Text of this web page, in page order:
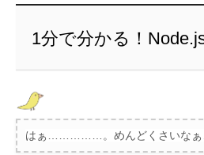
1分で分かる！
はぁ……………。めんどくさい